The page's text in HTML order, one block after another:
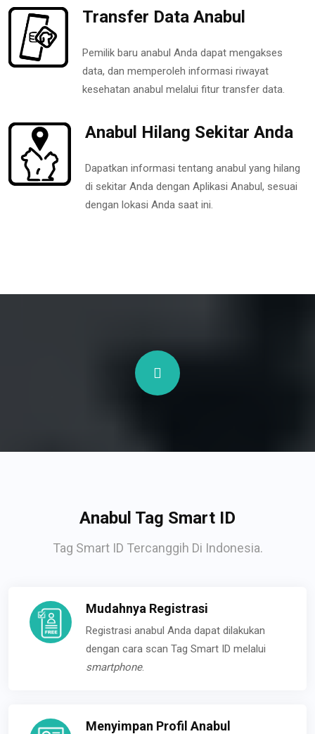
Transfer Data Anabul
Pemilik baru anabul Anda dapat mengakses
data, dan memperoleh informasi riwayat
kesehatan anabul melalui fitur transfer data.
Anabul Hilang Sekitar Anda
Dapatkan informasi tentang anabul yang hilang
di sekitar Anda dengan Aplikasi Anabul, sesuai
dengan lokasi Anda saat ini.
Anabul Tag Smart ID
Tag Smart ID Tercanggih Di Indonesia.
Mudahnya Registrasi
Registrasi anabul Anda dapat dilakukan
dengan cara scan Tag Smart ID melalui
smartphone.
Menyimpan Profil Anabul